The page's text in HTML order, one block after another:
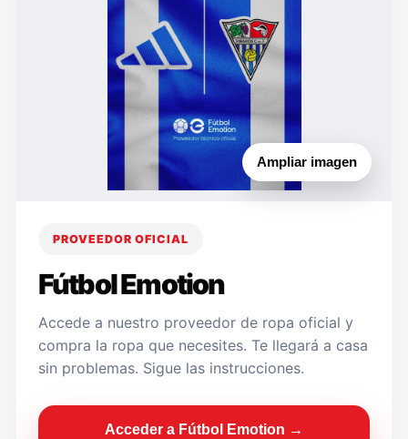
Ampliar imagen
PROVEEDOR OFICIAL
Fútbol Emotion
Accede a nuestro proveedor de ropa oficial y
compra la ropa que necesites. Te llegará a casa
sin problemas. Sigue las instrucciones.
Acceder a Fútbol Emotion →